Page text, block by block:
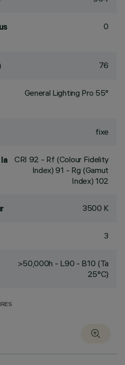
0
76
General Lighting Pro 55°
fixe
CRI 92 - Rf (Colour Fidelity
Index) 91 - Rg (Gamut
Index) 102
3500 K
3
>50,000h - L90 - B10 (Ta
25°C)